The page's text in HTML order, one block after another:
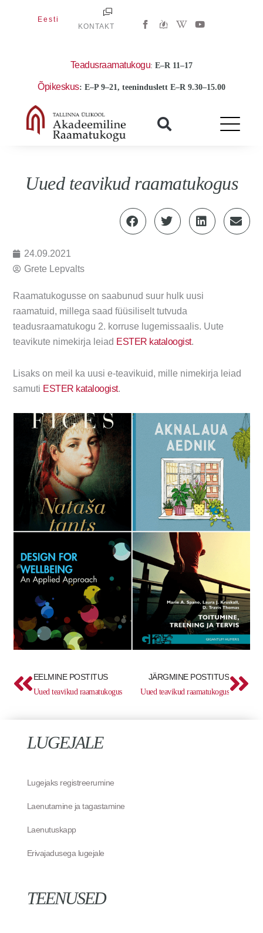
Eesti
KONTAKT
W
i
e
a
Y
o
Teadusraamatukogu:E–R 11–17
Õpikeskus: E–P 9–21, teeninduslett E–R 9.30–15.00
Uued teavikud raamatukogus
24.09.2021
Grete Lepvalts
Raamatukogusse on saabunud suur hulk uusi
raamatuid, millega saad füüsiliselt tutvuda
teadusraamatukogu 2. korruse lugemissaalis. Uute
teavikute nimekirja leiad ESTER kataloogist.
Lisaks on meil ka uusi e-teavikuid, mille nimekirja leiad
samuti ESTER kataloogist.
Prev
EELMINE POSTITUS
Uued teavikud raamatukogus
JÄRGMINE POSTITUS
Uued teavikud raamatukogus
LUGEJALE
Lugejaks registreerumine
Laenutamine ja tagastamine
Laenutuskapp
Erivajadusega lugejale
TEENUSED